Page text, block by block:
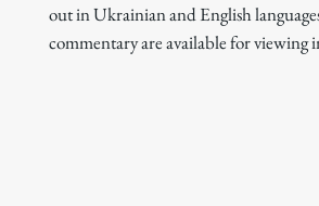
out in Ukrainian and English
commentary are available for viewing